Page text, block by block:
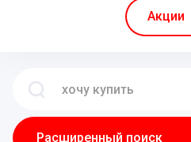
Акции
Расширенный поиск